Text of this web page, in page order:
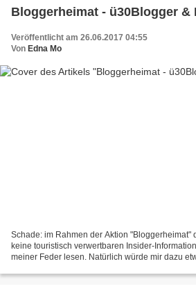
Bloggerheimat - ü30Blogger &
Veröffentlicht am 26.06.2017 04:55
Von Edna Mo
Schade: im Rahmen der Aktion "Bloggerheimat"
keine touristisch verwertbaren Insider-
meiner Feder lesen. Natürlich würde mir dazu